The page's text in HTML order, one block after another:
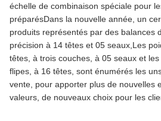
échelle de combinaison spéciale pour
préparésDans la nouvelle année, un
produits représentés par des balances
précision à 14 têtes et 05 seaux,Les
têtes, à trois couches, à 05 seaux et
flipes, à 16 têtes, sont énumérés les
vente, pour apporter plus de nouvelles
valeurs, de nouveaux choix pour les